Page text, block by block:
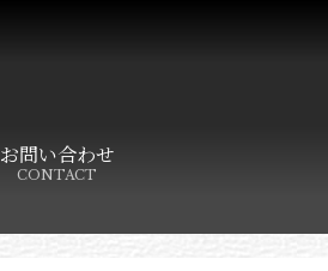
お問い合わせ
CONTACT